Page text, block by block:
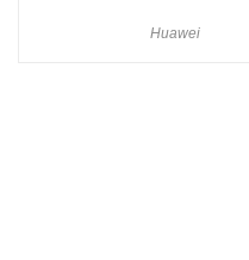
Huawei